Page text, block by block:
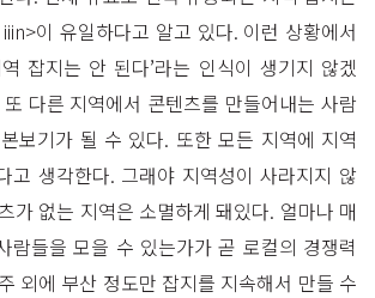
이 유일하다고 알고 있다. 이런 상황에서
잡지는 안 된다’라는 인식이 생기지 않겠
다른 지역에서 콘텐츠를 만들어내는 사람
보기가 될 수 있다. 또한 모든 지역에 지역
고 생각한다. 그래야 지역성이 사라지지 않
가 없는 지역은 소멸하게 돼있다. 얼마나 매
람들을 모을 수 있는가가 곧 로컬의 경쟁력
외에 부산 정도만 잡지를 지속해서 만들 수